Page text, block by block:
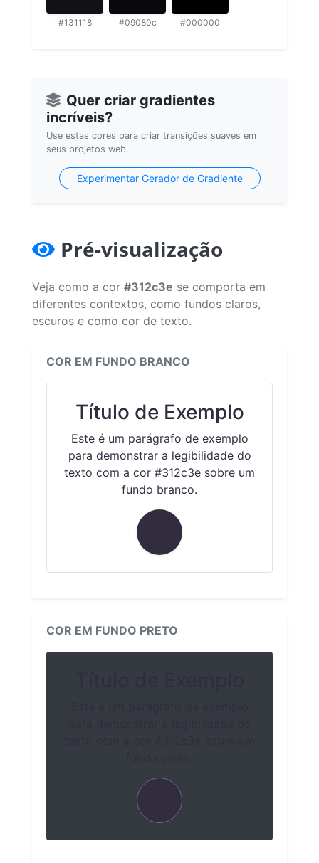
#131118 #09080c #000000
Quer criar gradientes
incríveis?
Use estas cores para criar transições suaves em
seus projetos web.
Experimentar Gerador de Gradiente
Pré-visualização
Veja como a cor #312c3e se comporta em
diferentes contextos, como fundos claros,
escuros e como cor de texto.
COR EM FUNDO BRANCO
Título de Exemplo
Este é um parágrafo de exemplo
para demonstrar a legibilidade do
texto com a cor #312c3e sobre um
fundo branco.
COR EM FUNDO PRETO